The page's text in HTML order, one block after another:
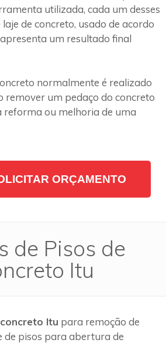
utilizada, cada um desses
de concreto, usado de acordo
um resultado final
normalmente é realizado
remover um pedaço do concreto
reforma ou melhoria de uma
ORÇAMENTO
de Pisos de
Itu
Itu para remoção de
de pisos para abertura de